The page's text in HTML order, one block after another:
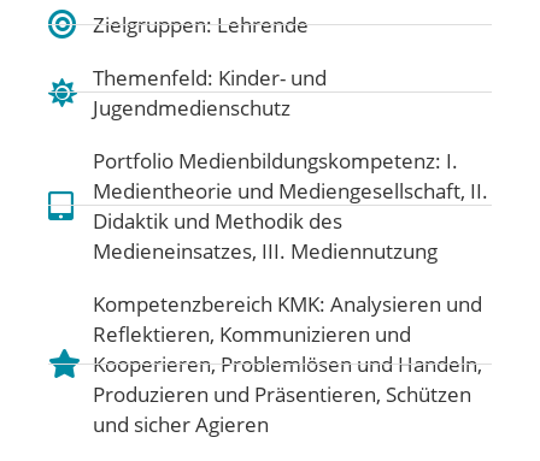
Zielgruppen: Lehrende
Themenfeld: Kinder- und
Jugendmedienschutz
Portfolio Medienbildungskompetenz: I.
Medientheorie und Mediengesellschaft, II.
Didaktik und Methodik des
Medieneinsatzes, III. Mediennutzung
Kompetenzbereich KMK: Analysieren und
Reflektieren, Kommunizieren und
Kooperieren,Problemlösen und Handeln,
Produzieren und Präsentieren, Schützen
und sicher Agieren